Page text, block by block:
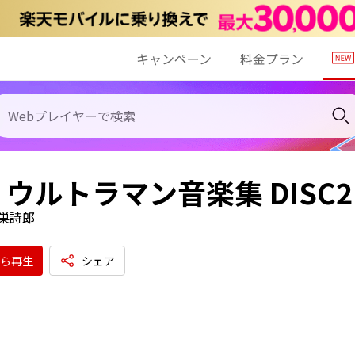
キャンペーン 料金プラン
ルトラマン音楽集 DISC2
詩郎
再生 シェア